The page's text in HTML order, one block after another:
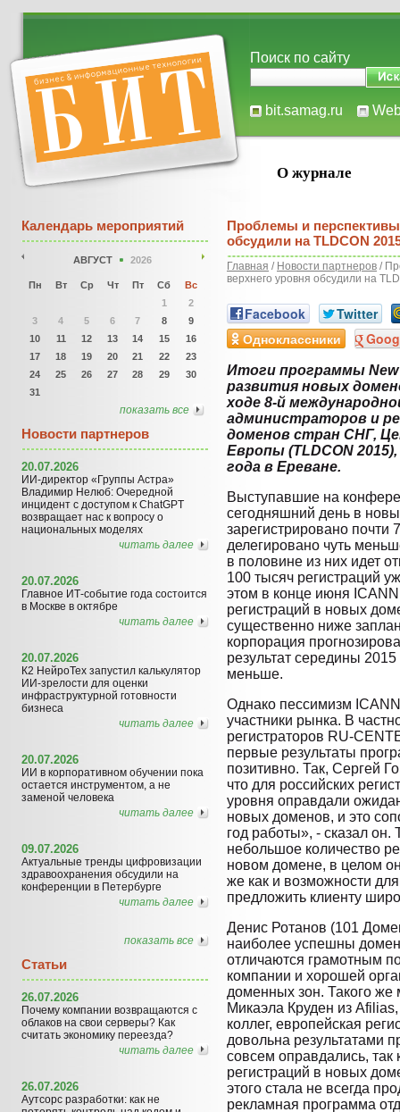
Поиск по сайту
bit.samag.ru
О журнале
Календарь мероприятий
АВГУСТ 2026
Пн Вт Ср Чт Пт Сб
Вс
1
2
3
4 5 6 7 8
9
10
11 12 13 14 15
16
17
18 19 20 21 22
23
24
25 26 27 28 29
30
31
показать все
Новости партнеров
20.07.2026
ИИ-директор «Группы Астра»
Владимир Нелюб: Очередной
инцидент с доступом к ChatGPT
возвращает нас к вопросу о
национальных моделях
читать далее
20.07.2026
Главное ИТ-событие года состоится
в Москве в октябре
читать далее
20.07.2026
К2 НейроТех запустил калькулятор
ИИ-зрелости для оценки
инфраструктурной готовности
бизнеса
читать далее
20.07.2026
ИИ в корпоративном обучении пока
остается инструментом, а не
заменой человека
читать далее
09.07.2026
Актуальные тренды цифровизации
здравоохранения обсудили на
конференции в Петербурге
читать далее
показать все
Статьи
26.07.2026
Почему компании возвращаются с
облаков на свои серверы? Как
считать экономику переезда?
читать далее
26.07.2026
Аутсорс разработки: как не
Проблемы и
обсудили на TLDCON
Главная / Новости партнеров /
верхнего уровня обсудили на
Facebook
Twitter
Одноклассники
Итоги программы
развития новых
ходе 8-й
администраторов и
доменов стран СНГ,
Европы (TLDCON
года в Ереване.
Выступавшие на
сегодняшний день в
зарегистрировано
делегировано чуть
в половине из них идет
100 тысяч регистраций
этом в конце июня
регистраций в новых
существенно ниже
корпорация
результат середины
меньше.
Однако пессимизм
участники рынка. В
регистраторов RU-
первые результаты
позитивно. Так, Сергей
что для российских
уровня оправдали
новых доменов, и это
год работы», - сказал
небольшое количество
новом домене, в целом
же как и возможности
предложить клиенту
Денис Ротанов (101
наиболее успешны
отличаются грамотным
компании и хорошей
доменных зон. Такого
Микаэла Круден из
коллег, европейская
довольна результатами
совсем оправдались, так
регистраций в новых
этого стала не всегда
рекламная программа